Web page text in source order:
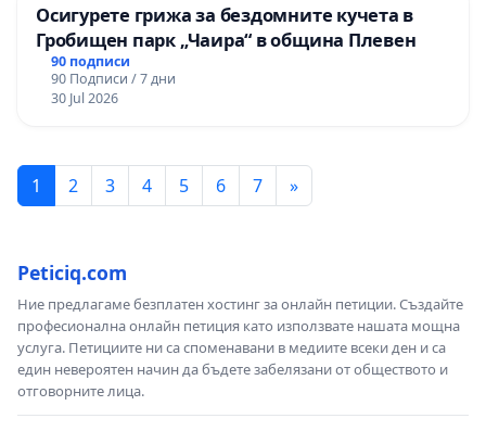
Осигурете грижа за бездомните кучета в
Гробищен парк „Чаира“ в община Плевен
90 подписи
90 Подписи / 7 дни
30 Jul 2026
1 2 3 4 5 6 7 »
Peticiq.com
Ние предлагаме безплатен хостинг за онлайн петиции. Създайте
професионална онлайн петиция като използвате нашата мощна
услуга. Петициите ни са споменавани в медиите всеки ден и са
един невероятен начин да бъдете забелязани от обществото и
отговорните лица.